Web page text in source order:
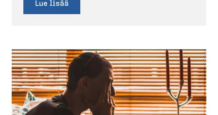
Lue lisää